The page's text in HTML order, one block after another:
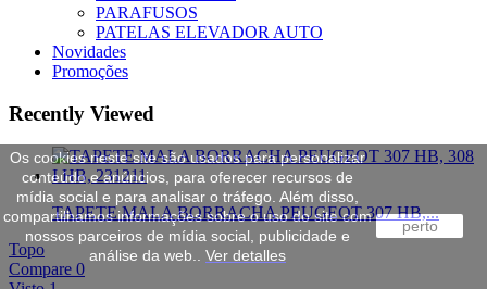
Os cookies neste site são usados para personalizar
conteúdo e anúncios, para oferecer recursos de
mídia social e para analisar o tráfego. Além disso,
compartilhamos informações sobre o uso do site com
nossos parceiros de mídia social, publicidade e
análise da web.. Ver detalles
perto
PARAFUSOS
PATELAS ELEVADOR AUTO
Novidades
Promoções
Recently Viewed
TAPETE MALA BORRACHA PEUGEOT 307 HB,...
Topo
Compare 0